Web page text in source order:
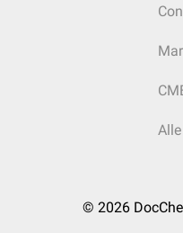
© 2026